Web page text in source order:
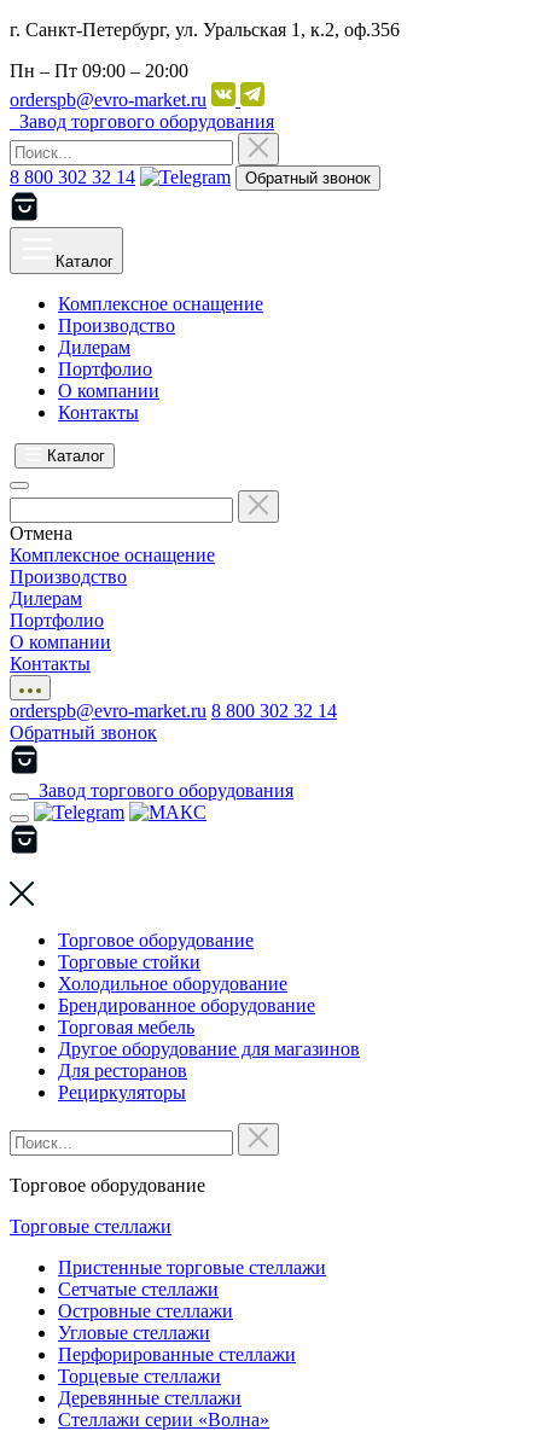
г. Санкт-Петербург, ул. Уральская 1, к.2, оф.356
Пн – Пт 09:00 – 20:00
orderspb@evro-market.ru
Завод торгового оборудования
8 800 302 32 14 Обратный звонок
Каталог
Комплексное оснащение
Производство
Дилерам
Портфолио
О компании
Контакты
Каталог
Отмена
Комплексное оснащение
Производство
Дилерам
Портфолио
О компании
Контакты
orderspb@evro-market.ru 8 800 302 32 14
Обратный звонок
Завод торгового оборудования
Торговое оборудование
Торговые стойки
Холодильное оборудование
Брендированное оборудование
Торговая мебель
Другое оборудование для магазинов
Для ресторанов
Рециркуляторы
Торговое оборудование
Торговые стеллажи
Пристенные торговые стеллажи
Сетчатые стеллажи
Островные стеллажи
Угловые стеллажи
Перфорированные стеллажи
Торцевые стеллажи
Деревянные стеллажи
Стеллажи серии «Волна»